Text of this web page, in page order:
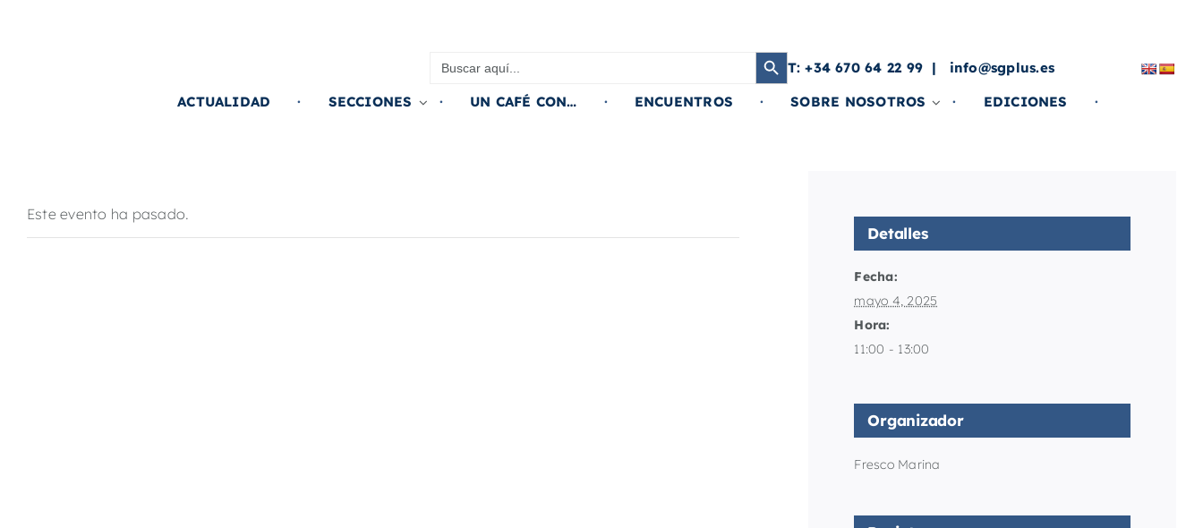
Botón de búsqueda
T: +34 670 64 22 99
info@sgplus.es
ACTUALIDAD
SECCIONES UN CAFÉ CON… ENCUENTROS SOBRE NOSOTROS EDICIONES
Este evento ha pasado.
Detalles
Fecha:
mayo 4, 2025
Hora:
11:00 - 13:00
Organizador
Fresco Marina